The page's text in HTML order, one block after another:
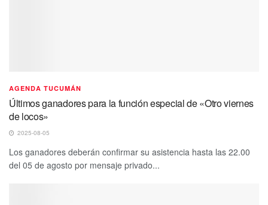
AGENDA TUCUMÁN
Últimos ganadores para la función especial de «Otro viernes
de locos»
2025-08-05
Los ganadores deberán confirmar su asistencia hasta las 22.00
del 05 de agosto por mensaje privado...